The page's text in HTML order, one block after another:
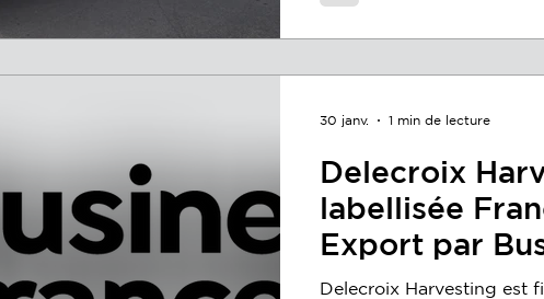
plus sûrs, et prêts pour
Une réglementation en
de plus en plus strictes.
Delecroix
labellisée
Export par
Delecroix Harvesting est
30 janv. 1 min de lecture